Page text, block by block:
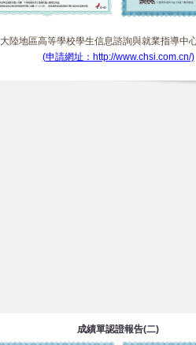
大陸地區高等學校學生信息諮詢與就業指導中
(申請網址：http://www.chsi.com.cn/)
成績單認證報告(二)